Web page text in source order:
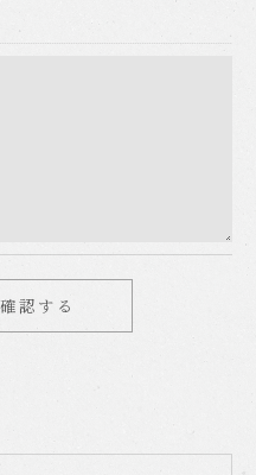
の開示･訂正･削除・利
、対応させて頂きま
利用停止の具体的手続